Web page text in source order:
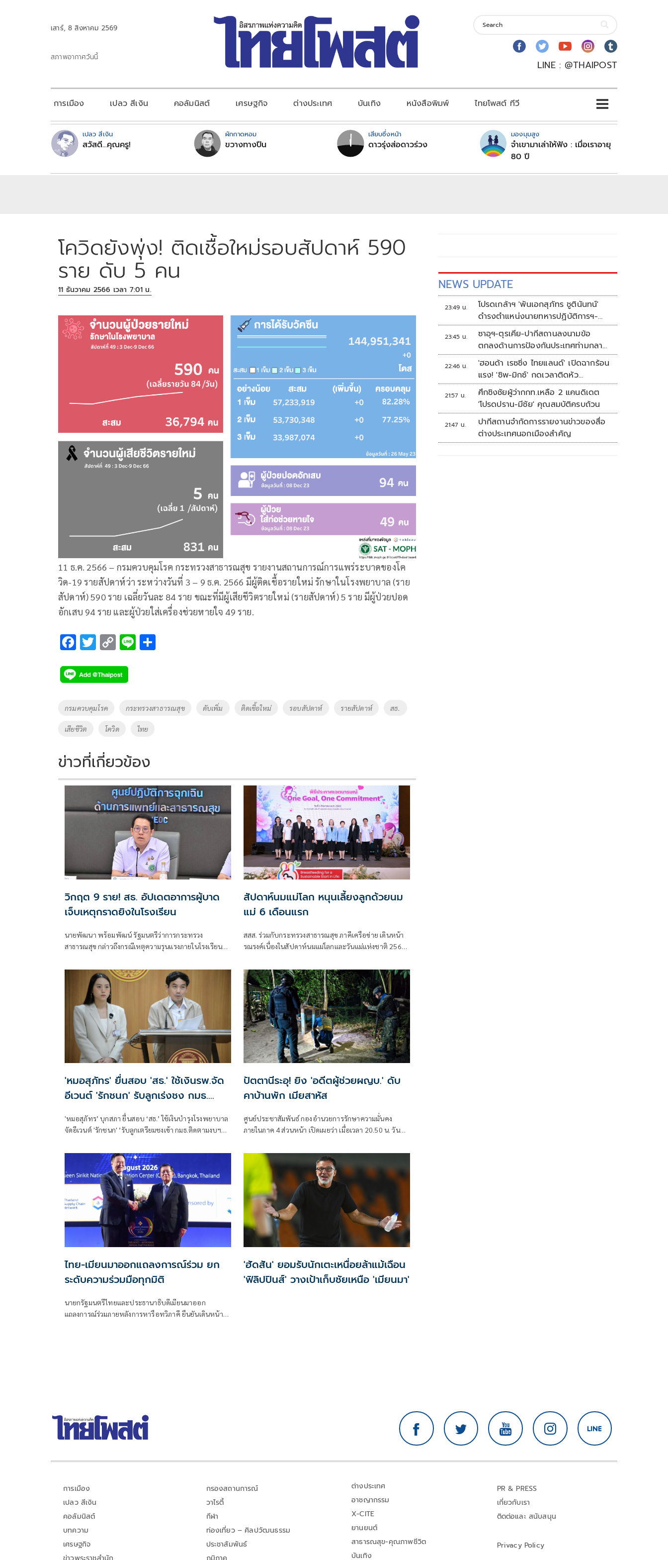
เสาร์, 8 สิงหาคม 2569
สภาพอากาศวันนี้
LINE : @THAIPOST
การเมือง เปลว สีเงิน คอลัมนิสต์ เศรษฐกิจ ต่างประเทศ บันเทิง หนังสือพิมพ์ ไทยโพสต์ ทีวี
เปลว สีเงิน
สวัสดี...คุณครู!
ผักกาดหอม
ขวางทางปืน
เสียบซึ่งหน้า
ดาวรุ่งส่อดาวร่วง
มองมุมสูง
จำเขามาเล่าให้ฟัง : เมื่อเราอายุ
80 ปี
โควิดยังพุ่ง! ติดเชื้อใหม่รอบสัปดาห์ 590
ราย ดับ 5 คน
11 ธันวาคม 2566 เวลา 7:01 น.
11 ธ.ค. 2566 – กรมควบคุมโรค กระทรวงสาธารณสุข รายงานสถานการณ์การแพร่ระบาดของโค
วิด-19 รายสัปดาห์ว่า ระหว่างวันที่ 3 – 9 ธ.ค. 2566 มีผู้ติดเชื้อรายใหม่ รักษาในโรงพยาบาล (ราย
สัปดาห์) 590 ราย เฉลี่ยวันละ 84 ราย ขณะที่มีผู้เสียชีวิตรายใหม่ (รายสัปดาห์) 5 ราย มีผู้ป่วยปอด
อักเสบ 94 ราย และผู้ป่วยใส่เครื่องช่วยหายใจ 49 ราย.
F
e
b
o
o
k
T
tt
er
C
p
y
Li
k
Li
Tags
กรมควบคุมโรค กระทรวงสาธารณสุข ดับเพิ่ม ติดเชื้อใหม่ รอบสัปดาห์ รายสัปดาห์ สธ.
เสียชีวิต โควิด ไทย
ข่าวที่เกี่ยวข้อง
วิกฤต 9 ราย! สธ. อัปเดตอาการผู้บาด
เจ็บเหตุกราดยิงในโรงเรียน
นายพัฒนา พร้อมพัฒน์ รัฐมนตรีว่าการกระทรวง
สาธารณสุข กล่าวถึงกรณีเหตุความรุนแรงภายในโรงเรียน
ลงพื้นที่เพื่อติดตามสถานการณ์ และได้มอบหมายให้โรง
พยาบาลในสังกัดกระทรวงสาธารณสุขพื้นที่โดยรอบให้การ
ดูแลผู้บาดเจ็บอย่างดีที่สุด โดยเน้นย้ำให้ติดตามอาการผู้
ป่วยอาการหนักอย่างใกล้ชิด
สัปดาห์นมแม่โลก หนุนเลี้ยงลูกด้วยนม
แม่ 6 เดือนแรก
สสส. ร่วมกับกระทรวงสาธารณสุข ภาคีเครือข่าย เดินหน้า
รณรงค์เนื่องในสัปดาห์นมแม่โลกและวันแม่แห่งชาติ 2569
6 เดือนแรกเพื่อสร้างรากฐานเด็กไทย
'หมอสุภัทร' ยื่นสอบ 'สธ.' ใช้เงินรพ.จัด
อีเวนต์ 'รักชนก' รับลูกเร่งชง กมธ.
'หมอสุภัทร’ บุกสภา ยื่นสอบ ‘สธ.’ ใช้เงินบำรุงโรงพยาบาล
จัดอีเวนต์ 'รักชนก' ’รับลูกเตรียมชงเข้า กมธ.ติดตามงบฯ
ปัตตานีระอุ! ยิง 'อดีตผู้ช่วยผญบ.' ดับ
คาบ้านพัก เมียสาหัส
ศูนย์ประชาสัมพันธ์ กองอำนวยการรักษาความมั่นคง
ภายในภาค 4 ส่วนหน้า เปิดเผยว่า เมื่อเวลา 20.50 น. วันที่
ลอบยิงนายรียะ อาแว อดีตผู้ช่วยผู้ใหญ่บ้านหมู่ที่ 5
ไทย-เมียนมาออกแถลงการณ์ร่วม ยก
ระดับความร่วมมือทุกมิติ
นายกรัฐมนตรีไทยและประธานาธิบดีเมียนมาออก
แถลงการณ์ร่วมภายหลังการหารือทวิภาคี ยืนยันเดินหน้า
'ฮัดสัน' ยอมรับนักเตะเหนื่อยล้าแม้เฉือน
'ฟิลิปปินส์' วางเป้าเก็บชัยเหนือ 'เมียนมา'
NEWS UPDATE
23:49 น.
โปรดเกล้าฯ 'พันเอกสุภัทร ชูตินันทน์'
ดำรงตำแหน่งนายทหารปฏิบัติการฯ-
พระราชทานยศ 'พลตรี'
23:45 น.
ซาอุฯ-ตุรเคีย-ปากีสถานลงนามข้อ
ตกลงด้านการป้องกันประเทศท่ามกลาง
สงครามในภูมิภาค
22:46 น.
'ฮอนด้า เรซซิ่ง ไทยแลนด์' เปิดฉากร้อน
แรง! 'ชิพ-มิกซ์' กดเวลาติดหัว
แถว ARRC สนาม 4 ที่มัลดาลิกา
21:57 น.
ศึกชิงชัยผู้ว่ากกท.เหลือ 2 แคนดิเดต
'โปรดปราน-มีชัย' คุณสมบัติครบถ้วน
21:47 น.
ปากีสถานจำกัดการรายงานข่าวของสื่อ
ต่างประเทศนอกเมืองสำคัญ
การเมือง
เปลว สีเงิน
คอลัมนิสต์
บทความ
เศรษฐกิจ
กรองสถานการณ์
วาไรตี้
กีฬา
ท่องเที่ยว – ศิลปวัฒนธรรม
ประชาสัมพันธ์
ต่างประเทศ
อาชญากรรม
X-CITE
ยานยนต์
สาธารณสุข-คุณภาพชีวิต
บันเทิง
PR & PRESS
เกี่ยวกับเรา
ติดต่อและ สนับสนุน
Privacy Policy